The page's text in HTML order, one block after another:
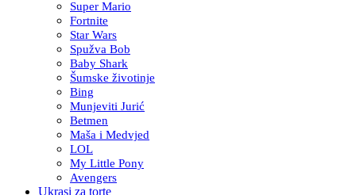
Super Mario
Fortnite
Star Wars
Spužva Bob
Baby Shark
Šumske životinje
Bing
Munjeviti Jurić
Betmen
Maša i Medvjed
LOL
My Little Pony
Avengers
Ukrasi za torte